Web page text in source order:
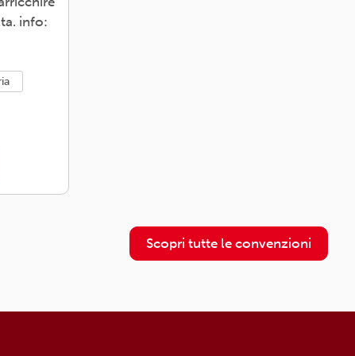
info:
Scopri tutte le convenzioni